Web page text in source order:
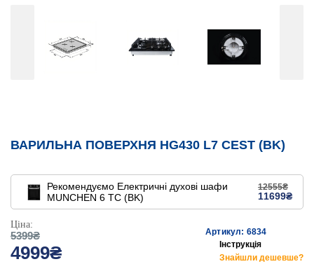
ВАРИЛЬНА ПОВЕРХНЯ HG430 L7 CEST (BK)
Рекомендуємо Електричні духові шафи
MUNCHEN 6 TC (BK)
12555₴
11699₴
Ціна:
5399₴
4999₴
Артикул: 6834
Інструкція
Знайшли дешевше?